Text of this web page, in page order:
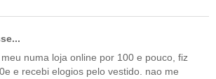
numa loja online por 100 e pouco, fiz
e recebi elogios pelo vestido. nao me